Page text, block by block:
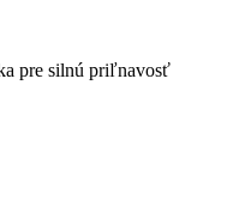
pre silnú priľnavosť